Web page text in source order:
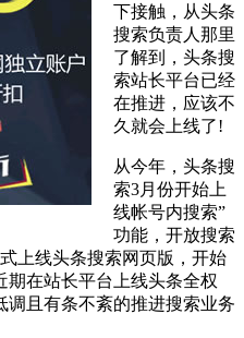
下接触，从头条
搜索负责人那里
了解到，头条搜
索站长平台已经
在推进，应该不
久就会上线了!
从今年，头条搜
索3月份开始上
线帐号内搜索”
功能，开放搜索
上线头条搜索网页版，开始
期在站长平台上线头条全权
且有条不紊的推进搜索业务